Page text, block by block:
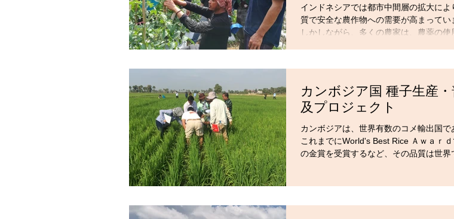
インドネシアでは都市中間層の拡大によ
質で安全な農作物への需要が高まってい
しかしながら、多くの農家は、農薬の使
安全な野菜を生産することができません
て、複雑な流通プロセス...
カンボジア国 種子生産・
及プロジェクト
カンボジアは、世界有数のコメ輸出国で
これまでにWorld's Best Rice Ａｗａｒｄ
の金賞を受賞するなど、その品質は世界
用...